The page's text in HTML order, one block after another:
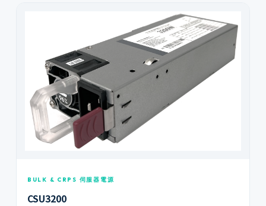
BULK & CRPS 伺服器電源
CSU3200